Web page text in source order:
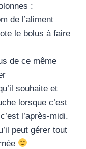
:
de l’aliment
le bolus à faire
de ce même
souhaite et
lorsque c’est
l’après-midi.
peut gérer tout